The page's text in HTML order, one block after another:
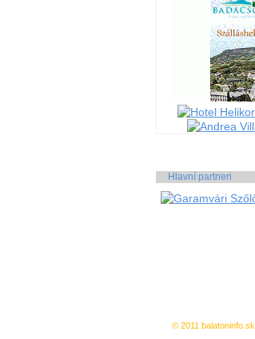
Hlavní partneri
© 2011 balatoninfo.sk